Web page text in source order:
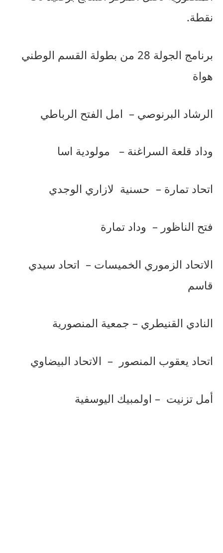
نقطة.
برنامج الجولة من بطولة القسم الوطني
هواة
الرشاد البرنوصي – امل الفتح الرباطي
وداد قلعة السراغنة – مولودية اسا
اتحاد تمارة – حسنية لازاري الوجدي
فتح الناظور – وداد تمارة
الاتحاد الزموري الخميسات – اتحاد سيدي
قاسم
النادي القنيطري – جمعية المنصورية
اتحاد يعقوب المنصور – الاتحاد البيضاوي
أمل تزنيت – اولمبيك اليوسفية